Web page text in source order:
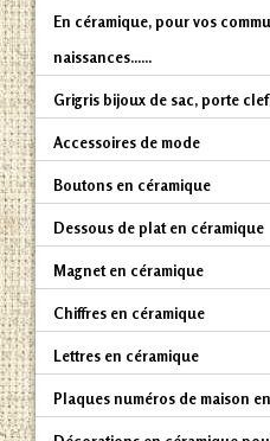
En céramique, pour vos
naissances......
Grigris bijoux de sac, porte
Accessoires de mode
Boutons en céramique
Dessous de plat en céramique
Magnet en céramique
Chiffres en céramique
Lettres en céramique
Plaques numéros de maison